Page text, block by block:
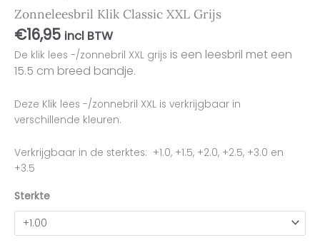
Zonneleesbril Klik Classic XXL Grijs
€16,95 incl BTW
De klik lees -/zonnebril XXL grijs is een leesbril met een
15.5 cm breed bandje.
Deze Klik lees -/zonnebril XXL is verkrijgbaar in
verschillende kleuren.
Verkrijgbaar in de sterktes: +1.0, +1.5, +2.0, +2.5, +3.0 en
+3.5
Sterkte